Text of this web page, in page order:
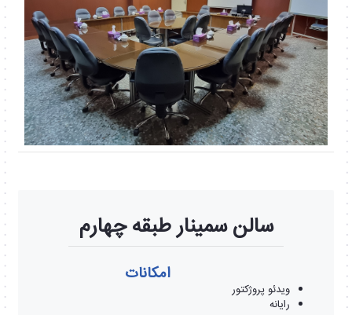
سالن سمینار طبقه چهارم
امکانات
ویدئو پروژکتور
رایانه